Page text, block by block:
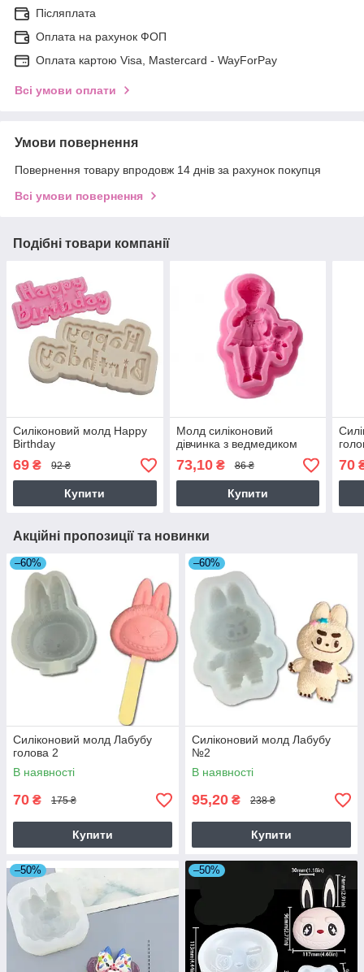
Післяплата
Оплата на рахунок ФОП
Оплата картою Visa, Mastercard - WayForPay
Всі умови оплати
Умови повернення
Повернення товару впродовж 14 днів за рахунок покупця
Всі умови повернення
Подібні товари компанії
Силіконовий молд Happy
Birthday
69 ₴ 92 ₴
Купити
Молд силіконовий
дівчинка з ведмедиком
73,10₴ 86 ₴
Купити
70
Акційні пропозиції та новинки
–60%
Силіконовий молд Лабубу
голова 2
В наявності
70 ₴ 175 ₴
Купити
–60%
Силіконовий молд Лабубу
№2
В наявності
95,20 ₴ 238 ₴
Купити
–50% –50%